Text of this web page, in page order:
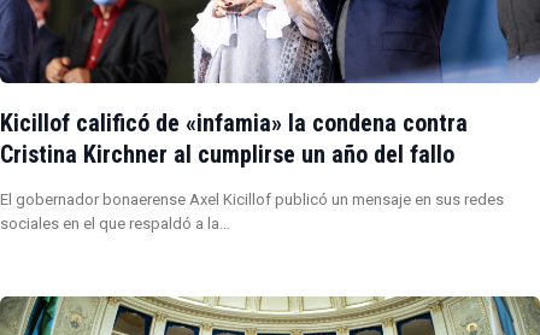
Kicillof calificó de «infamia» la condena contra
Cristina Kirchner al cumplirse un año del fallo
El gobernador bonaerense Axel Kicillof publicó un mensaje en sus redes
sociales en el que respaldó a la…